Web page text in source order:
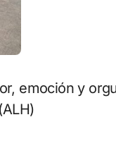
emoción y